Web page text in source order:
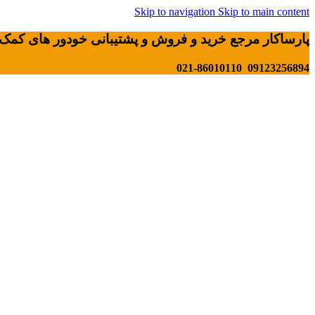
Skip to navigation Skip to main content
پارساکار مرجع خرید و فروش و پشتیبانی خودور های کمک
09123256894 021-86010110